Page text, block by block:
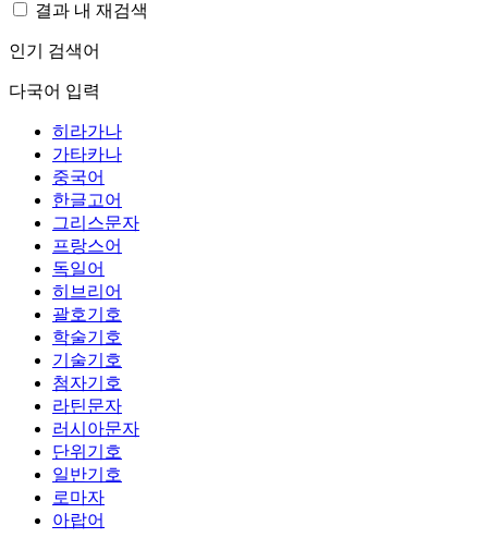
결과 내 재검색
인기 검색어
다국어 입력
히라가나
가타카나
중국어
한글고어
그리스문자
프랑스어
독일어
히브리어
괄호기호
학술기호
기술기호
첨자기호
라틴문자
러시아문자
단위기호
일반기호
로마자
아랍어